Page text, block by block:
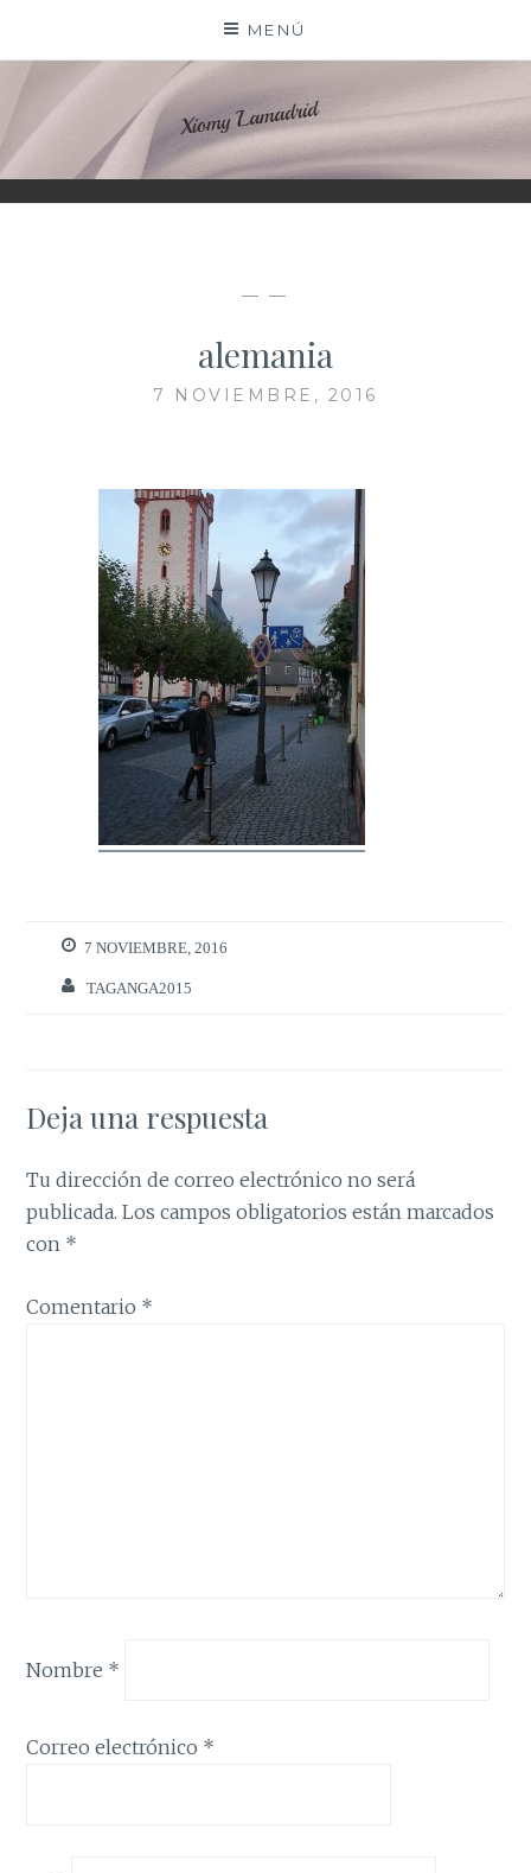
contenido
MENÚ
XIOMY LAMADRID
— —
alemania
7 NOVIEMBRE, 2016
7 NOVIEMBRE, 2016
TAGANGA2015
Deja una respuesta
Tu dirección de correo electrónico no será
publicada. Los campos obligatorios están marcados
con *
Comentario *
Nombre *
Correo electrónico *